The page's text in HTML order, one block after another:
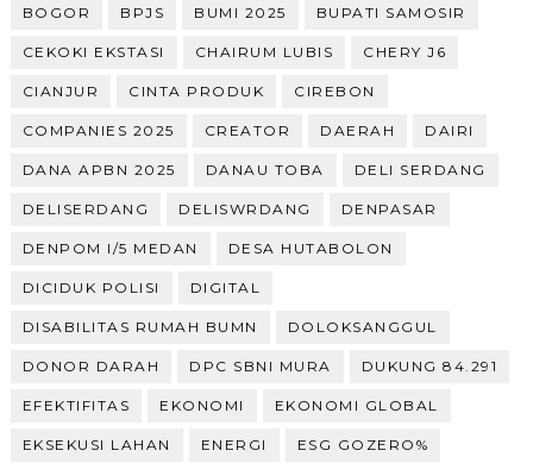
BOGOR BPJS BUMI 2025 BUPATI SAMOSIR
CEKOKI EKSTASI CHAIRUM LUBIS CHERY J6
CIANJUR CINTA PRODUK CIREBON
COMPANIES 2025 CREATOR DAERAH DAIRI
DANA APBN 2025 DANAU TOBA DELI SERDANG
DELISERDANG DELISWRDANG DENPASAR
DENPOM I/5 MEDAN DESA HUTABOLON
DICIDUK POLISI DIGITAL
DISABILITAS RUMAH BUMN DOLOKSANGGUL
DONOR DARAH DPC SBNI MURA DUKUNG 84.291
EFEKTIFITAS EKONOMI EKONOMI GLOBAL
EKSEKUSI LAHAN ENERGI ESG GOZERO%